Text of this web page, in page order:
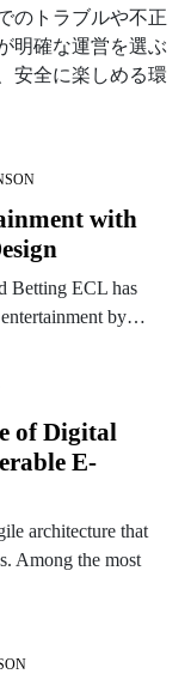
のトラブルや不正
明確な運営を選ぶ
安全に楽しめる環
with
Betting ECL has
entertainment by…
of Digital
E-
architecture that
Among the most